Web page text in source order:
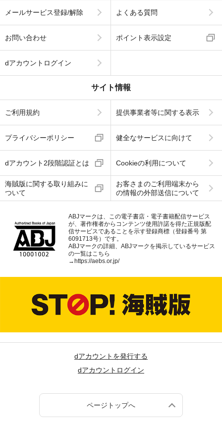
メールサービス登録/解除 よくある質問
お問い合わせ ポイント表示設定
dアカウントログイン
サイト情報
ご利用規約 提供事業者等に関する表示
プライバシーポリシー 健全なサービスに向けて
dアカウント2段階認証とは Cookieの利用について
海賊版に関する取り組みに
ついて
お客さまのご利用端末から
の情報の外部送信について
ABJマークは、この電子書店・電子書籍配信サービス
が、著作権者からコンテンツ使用許諾を得た正規版配
信サービスであることを示す登録商標（登録番号 第
6091713号）です。
ABJマークの詳細、ABJマークを掲示しているサービス
の一覧はこちら
→ https://aebs.or.jp/
dアカウントを発行する
dアカウントログイン
ページトップへ